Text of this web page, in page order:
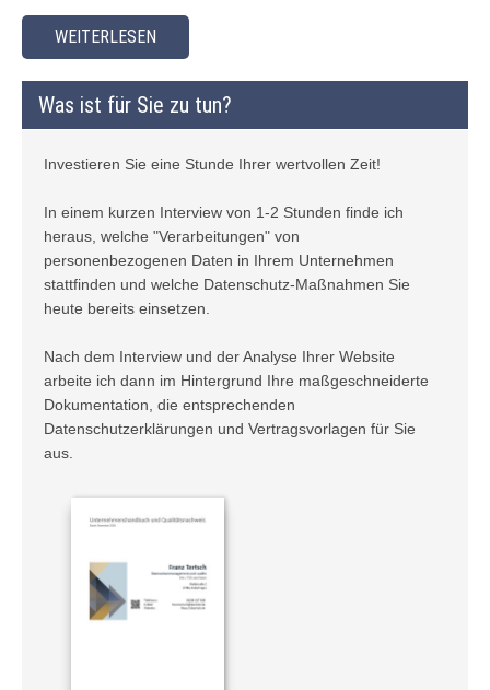
WEITERLESEN
Was ist für Sie zu tun?
Investieren Sie eine Stunde Ihrer wertvollen Zeit!
In einem kurzen Interview von 1-2 Stunden finde ich
heraus, welche "Verarbeitungen" von
personenbezogenen Daten in Ihrem Unternehmen
stattfinden und welche Datenschutz-Maßnahmen Sie
heute bereits einsetzen.
Nach dem Interview und der Analyse Ihrer Website
arbeite ich dann im Hintergrund Ihre maßgeschneiderte
Dokumentation, die entsprechenden
Datenschutzerklärungen und Vertragsvorlagen für Sie
aus.